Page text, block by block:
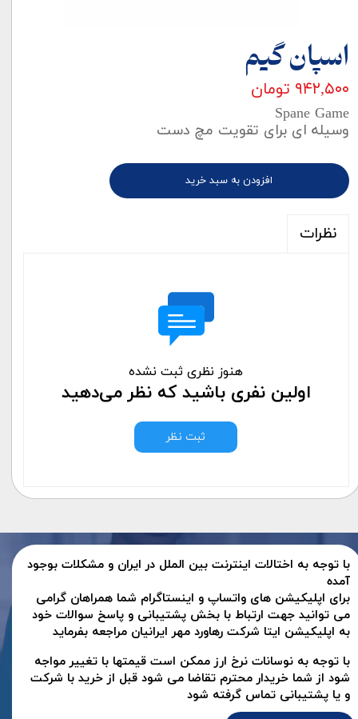
اسپان گیم
۹۴۲,۵۰۰ تومان
Spane Game
وسیله ای برای تقویت مچ دست
افزودن به سبد خرید
نظرات
هنوز نظری ثبت نشده
اولین نفری باشید که نظر می‌دهید
ثبت نظر
با توجه به اختالات اینترنت بین الملل در ایران و مشکلات بوجود
آمده
برای اپلیکیشن های واتساپ و اینستاگرام شما همراهان گرامی
می توانید جهت ارتباط با بخش پشتیبانی و پاسخ سوالات خود
به اپلیکیشن ایتا شرکت رهاورد مهر ایرانیان مراجعه بفرماید
با توجه به نوسانات نرخ ارز ممکن است قیمتها با تغییر مواجه
شود از شما خریدار محترم تقاضا می شود قبل از خرید با شرکت
و یا پشتیبانی تماس گرفته شود